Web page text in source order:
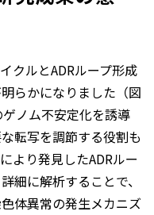
クルとADRループ形成
らかになりました（図
ノム不安定化を誘導
転写を調節する役割も
より発見したADRルー
細に解析することで、
体異常の発生メカニズ